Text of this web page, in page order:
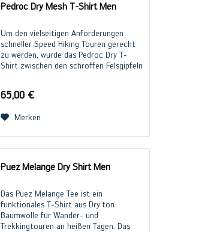
Pedroc Dry Mesh T-Shirt Men
Um den vielseitigen Anforderungen
schneller Speed Hiking Touren gerecht
zu werden, wurde das Pedroc Dry T-
Shirt zwischen den schroffen Felsgipfeln
besteht aus...
65,00 €
Merken
Puez Melange Dry Shirt Men
Das Puez Melange Tee ist ein
funktionales T-Shirt aus Dry'ton
Baumwolle für Wander- und
Trekkingtouren an heißen Tagen. Das